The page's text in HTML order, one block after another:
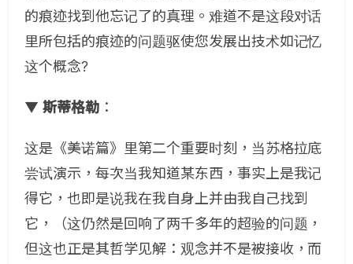
的痕迹找到他忘记了的真理。难道不是这段对话
里所包括的痕迹的问题驱使您发展出技术如记忆
这个概念?
▼斯蒂格勒 ：
这是《美诺篇》里第二个重要时刻，当苏格拉底
尝试演示，每次当我知道某东西，事实上是我记
得它，也即是说我在我自身上并由我自己找到
它，（这仍然是回响了两千多年的超验的问题，
但这也正是其哲学见解：观念并不是被接收，而